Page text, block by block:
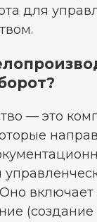
для
— это
включает
(создание